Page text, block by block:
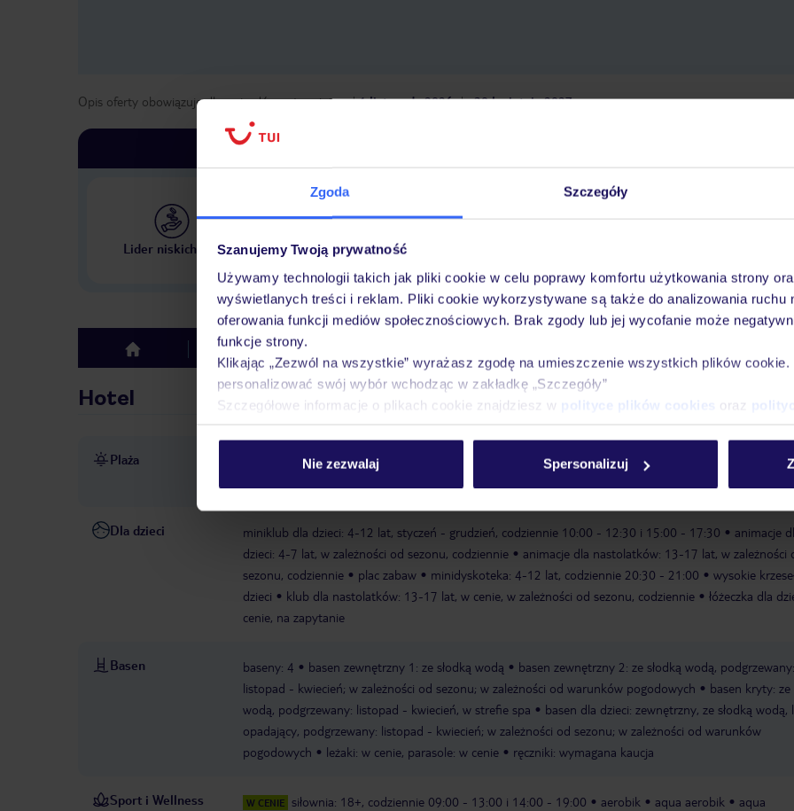
Zgoda Szczegóły
Szanujemy Twoją prywatność
Używamy technologii takich jak pliki cookie w celu poprawy komfortu użytkowania strony
wyświetlanych treści i reklam. Pliki cookie wykorzystywane są także do analizowania ruchu
oferowania funkcji mediów społecznościowych. Brak zgody lub jej wycofanie może
funkcje strony.
Klikając „Zezwól na wszystkie” wyrażasz zgodę na umieszczenie wszystkich plików
personalizować swój wybór wchodząc w zakładkę „Szczegóły”
Szczegółowe informacje o plikach cookie znajdziesz w polityce plików cookies oraz
Nie zezwalaj Spersonalizuj
Opis oferty obowiązuje dla wyjazdów w terminie od 1 listopada 2026do30 kwietnia 2027
Lider niskich cen
Największe biuro podróży
w Polsce
top Hotel
Hotel
Plaża bezpośrednio przy plaży leżaki w cenie parasole w cenie
Dla dzieci miniklub dla dzieci: 4-12 lat, styczeń - grudzień, codziennie 10:00 - 12:30 i 15:00 - 17:30
animacje
dzieci: 4-7 lat, w zależności od sezonu, codziennie
animacje dla nastolatków: 13-17 lat, w zależności
sezonu, codziennie
plac zabaw minidyskoteka: 4-12 lat, codziennie 20:30 - 21:00
wysokie
dzieci
klub dla nastolatków: 13-17 lat, w cenie, w zależności od sezonu, codziennie
łóżeczka dla
cenie, na zapytanie
Basen baseny: 4 basen zewnętrzny 1: ze słodką wodą
basen zewnętrzny 2: ze słodką wodą, podgrzewany:
listopad - kwiecień; w zależności od sezonu; w zależności od warunków pogodowych
basen kryty: ze
wodą, podgrzewany: listopad - kwiecień, w strefie spa
basen dla dzieci: zewnętrzny, ze słodką wodą,
opadający, podgrzewany: listopad - kwiecień; w zależności od sezonu; w zależności od warunków
pogodowych
leżaki: w cenie, parasole: w cenie ręczniki: wymagana kaucja
Sport i Wellness W CENIE siłownia: 18+, codziennie 09:00 - 13:00 i 14:00 - 19:00 aerobik aqua aerobik
aqua